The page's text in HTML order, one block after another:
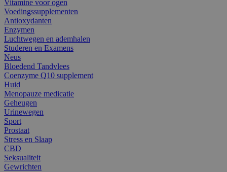
Vitamine voor ogen
Voedingssupplementen
Antioxydanten
Enzymen
Luchtwegen en ademhalen
Studeren en Examens
Neus
Bloedend Tandvlees
Coenzyme Q10 supplement
Huid
Menopauze medicatie
Geheugen
Urinewegen
Sport
Prostaat
Stress en Slaap
CBD
Seksualiteit
Gewrichten